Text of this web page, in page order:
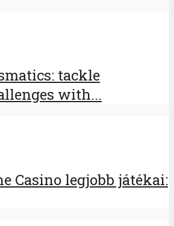
tackle
with...
Casino legjobb játékai: